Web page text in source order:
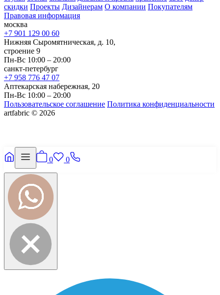
скидки Проекты Дизайнерам О компании Покупателям
Правовая информация
москва
+7 901 129 00 60
Нижняя Сыромятническая, д. 10,
строение 9
Пн-Вс 10:00 – 20:00
санкт-петербург
+7 958 776 47 07
Аптекарская набережная, 20
Пн-Вс 10:00 – 20:00
Пользовательское соглашение Политика конфиденциальности
artfabric © 2026
0 0